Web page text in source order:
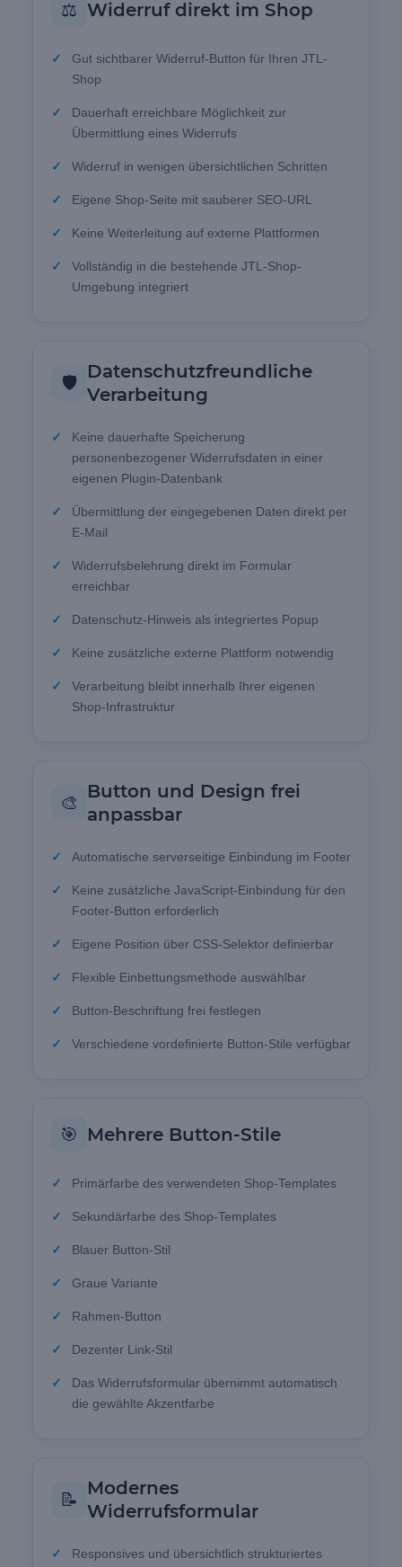
⚖️ Widerruf direkt im Shop
Gut sichtbarer Widerruf-Button für Ihren JTL-
Shop
Dauerhaft erreichbare Möglichkeit zur
Übermittlung eines Widerrufs
Widerruf in wenigen übersichtlichen Schritten
Eigene Shop-Seite mit sauberer SEO-URL
Keine Weiterleitung auf externe Plattformen
Vollständig in die bestehende JTL-Shop-
Umgebung integriert
🛡️
Datenschutzfreundliche
Verarbeitung
Keine dauerhafte Speicherung
personenbezogener Widerrufsdaten in einer
eigenen Plugin-Datenbank
Übermittlung der eingegebenen Daten direkt per
E-Mail
Widerrufsbelehrung direkt im Formular
erreichbar
Datenschutz-Hinweis als integriertes Popup
Keine zusätzliche externe Plattform notwendig
Verarbeitung bleibt innerhalb Ihrer eigenen
Shop-Infrastruktur
🎨
Button und Design frei
anpassbar
Automatische serverseitige Einbindung im Footer
Keine zusätzliche JavaScript-Einbindung für den
Footer-Button erforderlich
Eigene Position über CSS-Selektor definierbar
Flexible Einbettungsmethode auswählbar
Button-Beschriftung frei festlegen
Verschiedene vordefinierte Button-Stile verfügbar
🎯 Mehrere Button-Stile
Primärfarbe des verwendeten Shop-Templates
Sekundärfarbe des Shop-Templates
Blauer Button-Stil
Graue Variante
Rahmen-Button
Dezenter Link-Stil
Das Widerrufsformular übernimmt automatisch
die gewählte Akzentfarbe
📝
Modernes
Widerrufsformular
Responsives und übersichtlich strukturiertes